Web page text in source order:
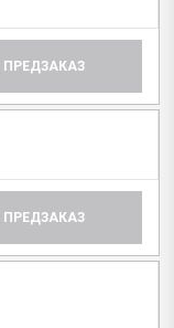
ПРЕДЗАКАЗ
ПРЕДЗАКАЗ